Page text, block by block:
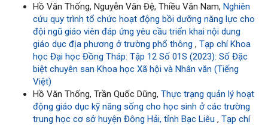
Hồ Văn Thống, Nguyễn Văn Đệ, Thiều Văn Nam, Nghiên
cứu quy trình tổ chức hoạt động bồi dưỡng năng lực cho
đội ngũ giáo viên đáp ứng yêu cầu triển khai nội dung
giáo dục địa phương ở trường phổ thông , Tạp chí Khoa
học Đại học Đồng Tháp: Tập 12 Số 01S (2023): Số Đặc
biệt chuyên san Khoa học Xã hội và Nhân văn (Tiếng
Việt)
Hồ Văn Thống, Trần Quốc Dũng, Thực trạng quản lý hoạt
động giáo dục kỹ năng sống cho học sinh ở các trường
trung học cơ sở huyện Đông Hải, tỉnh Bạc Liêu , Tạp chí